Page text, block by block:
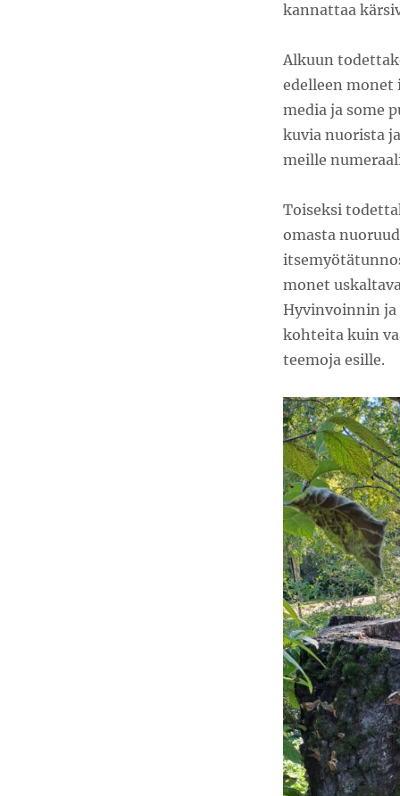
kannattaa
Alkuun
edelleen
media ja some
kuvia nuorista
meille
Toiseksi
omasta
monet
Hyvinvoinnin
kohteita kuin
teemoja esille.